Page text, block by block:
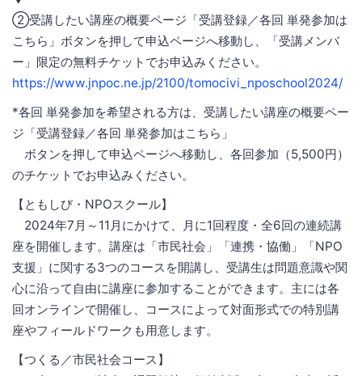
②受講したい講座の概要ページ「受講登録／各回 単発参加は
こちら」ボタンを押して申込ページへ移動し、「受講メンバ
ー」限定の無料チケットでお申込みください。
https://www.jnpoc.ne.jp/2100/tomocivi_nposchool2024/
*各回 単発参加を希望される方は、受講したい講座の概要ペー
ジ「受講登録／各回 単発参加はこちら」
ボタンを押して申込ページへ移動し、各回参加（5,500円）
のチケットでお申込みください。
【ともしび・NPOスクール】
2024年7月～11月にかけて、月に1回程度・全6回の連続講
座を開催します。講座は「市民社会」「連携・協働」「NPO
支援」に関する3つのコースを開講し、受講生は問題意識や関
心に沿って自由に講座に参加することができます。主には各
回オンラインで開催し、コースによって対面形式での特別講
座やフィールドワークも用意します。
【つくる／市民社会コース】